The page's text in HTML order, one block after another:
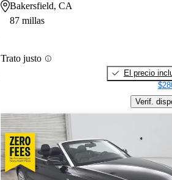
Bakersfield, CA
87 millas
Trato justo
El precio
Verif.